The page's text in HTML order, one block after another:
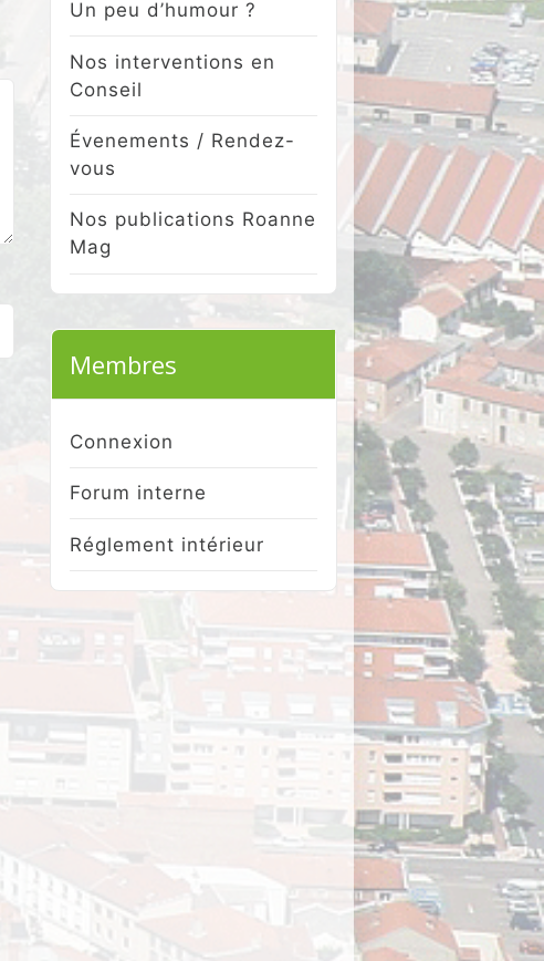
Un peu d’humour ?
Nos interventions en
Conseil
Évenements / Rendez-
vous
Nos publications Roanne
Mag
Membres
Connexion
Forum interne
Réglement intérieur